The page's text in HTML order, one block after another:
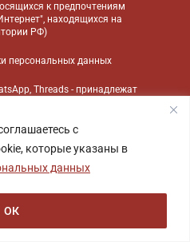
с
которые указаны в
данных
ОК
к предпочтениям
находящихся на
РФ)
персональных данных
Threads - принадлежат